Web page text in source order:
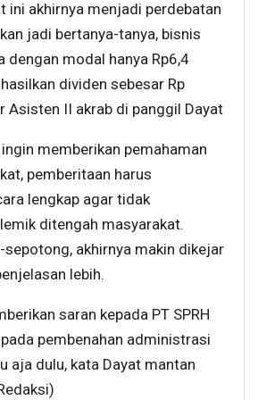
ini akhirnya menjadi perdebatan
jadi bertanya-tanya, bisnis
dengan modal hanya Rp6,4
dividen sebesar Rp
Asisten II akrab di panggil Dayat
memberikan pemahaman
pemberitaan harus
lengkap agar tidak
ditengah masyarakat.
sepotong, akhirnya makin dikejar
lebih.
saran kepada PT SPRH
pembenahan administrasi
aja dulu, kata Dayat mantan